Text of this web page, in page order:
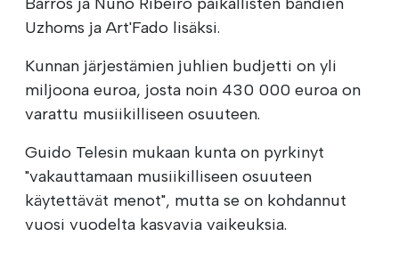
Uzhoms ja Art'Fado lisäksi.
Kunnan järjestämien juhlien budjetti on yli
miljoona euroa, josta noin 430 000 euroa on
varattu musiikilliseen osuuteen.
Guido Telesin mukaan kunta on pyrkinyt
"vakauttamaan musiikilliseen osuuteen
käytettävät menot", mutta se on kohdannut
vuosi vuodelta kasvavia vaikeuksia.